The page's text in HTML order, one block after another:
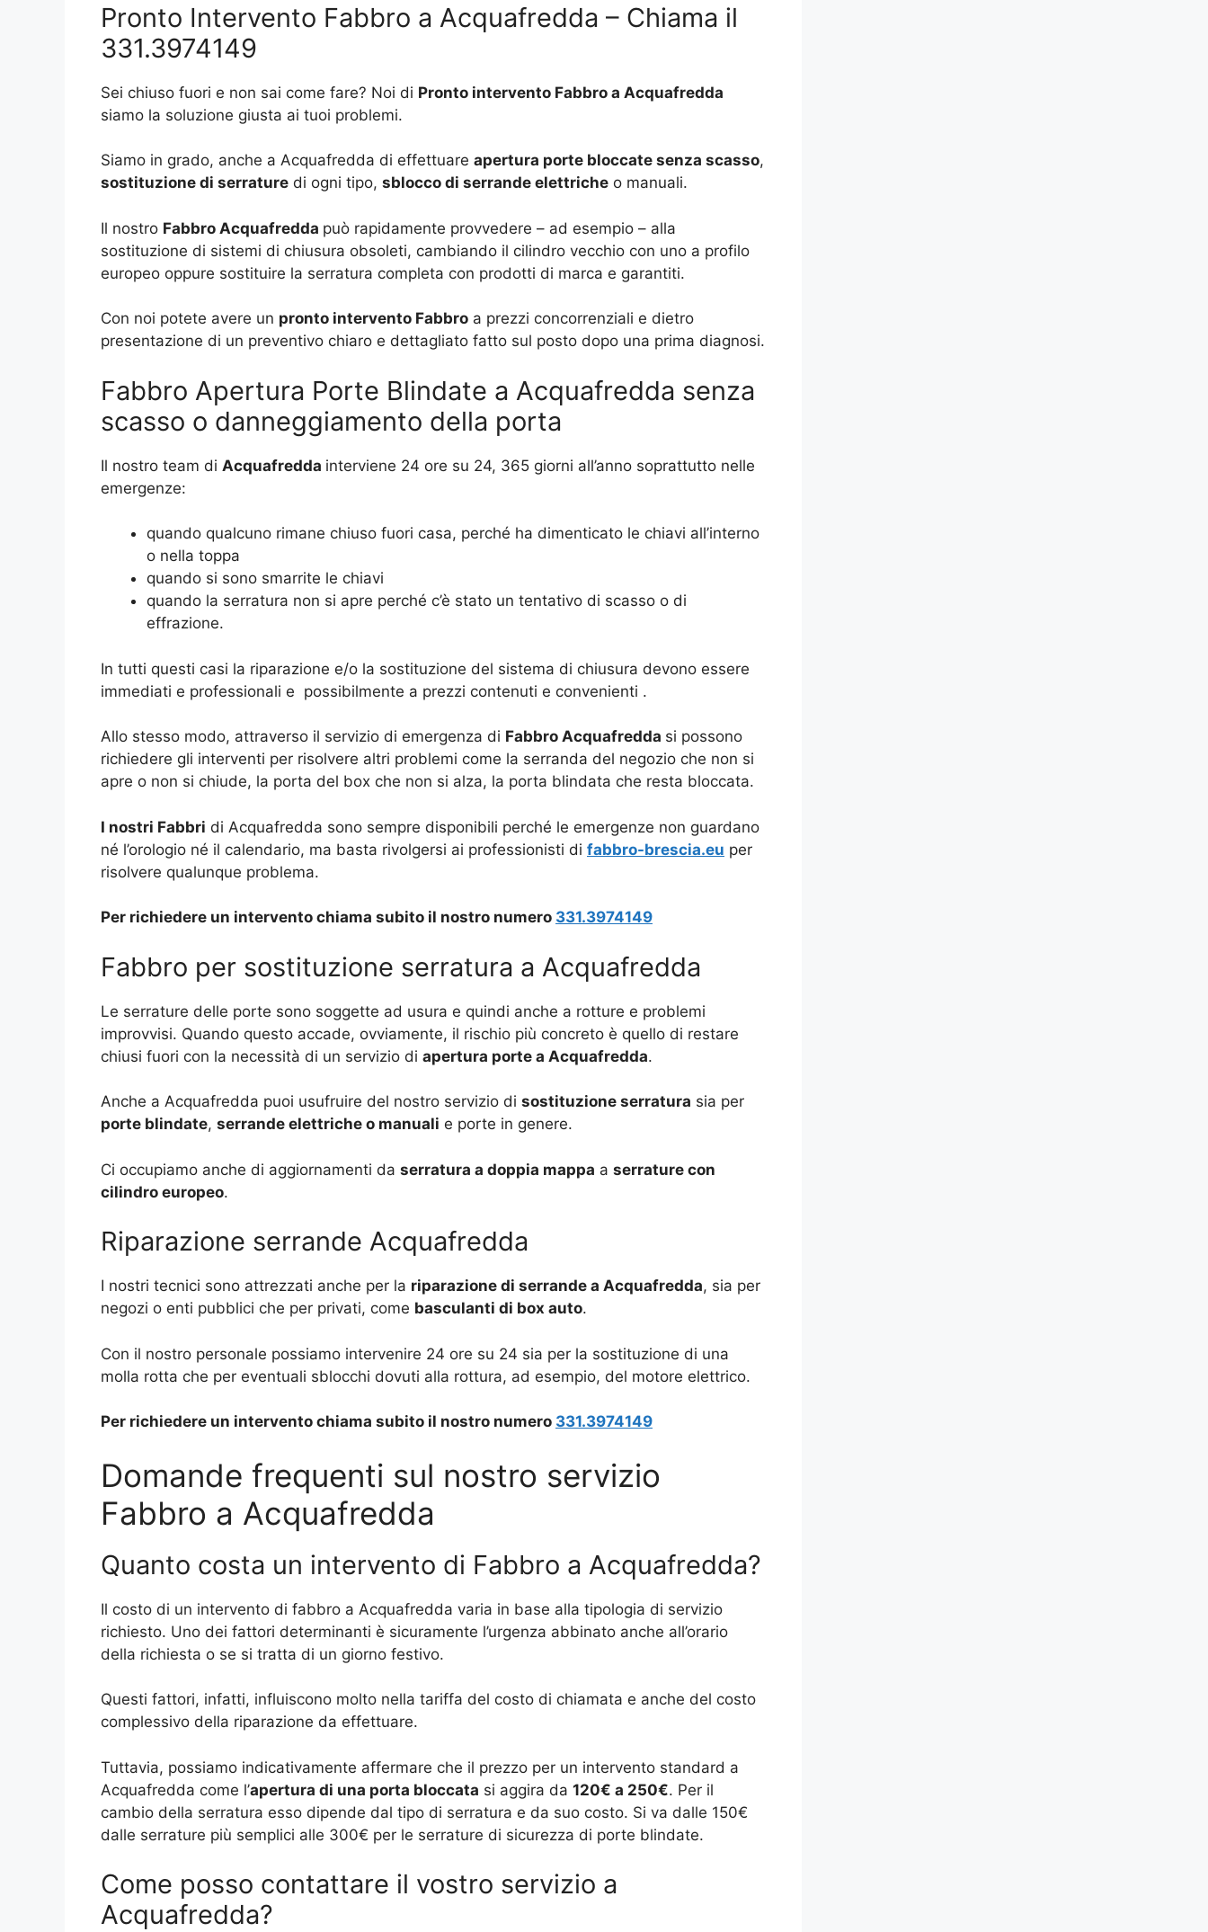
Pronto Intervento Fabbro a Acquafredda – Chiama il
331.3974149
Sei chiuso fuori e non sai come fare? Noi di Pronto intervento Fabbro a Acquafredda
siamo la soluzione giusta ai tuoi problemi.
Siamo in grado, anche a Acquafredda di effettuare apertura porte bloccate senza scasso,
sostituzione di serrature di ogni tipo, sblocco di serrande elettriche o manuali.
Il nostro Fabbro Acquafredda può rapidamente provvedere – ad esempio – alla
sostituzione di sistemi di chiusura obsoleti, cambiando il cilindro vecchio con uno a profilo
europeo oppure sostituire la serratura completa con prodotti di marca e garantiti.
Con noi potete avere un pronto intervento Fabbro a prezzi concorrenziali e dietro
presentazione di un preventivo chiaro e dettagliato fatto sul posto dopo una prima diagnosi.
Fabbro Apertura Porte Blindate a Acquafredda senza
scasso o danneggiamento della porta
Il nostro team di Acquafredda interviene 24 ore su 24, 365 giorni all’anno soprattutto nelle
emergenze:
quando qualcuno rimane chiuso fuori casa, perché ha dimenticato le chiavi all’interno
o nella toppa
quando si sono smarrite le chiavi
quando la serratura non si apre perché c’è stato un tentativo di scasso o di
effrazione.
In tutti questi casi la riparazione e/o la sostituzione del sistema di chiusura devono essere
immediati e professionali e possibilmente a prezzi contenuti e convenienti .
Allo stesso modo, attraverso il servizio di emergenza di Fabbro Acquafredda si possono
richiedere gli interventi per risolvere altri problemi come la serranda del negozio che non si
apre o non si chiude, la porta del box che non si alza, la porta blindata che resta bloccata.
I nostri Fabbri di Acquafredda sono sempre disponibili perché le emergenze non guardano
né l’orologio né il calendario, ma basta rivolgersi ai professionisti di fabbro-brescia.eu per
risolvere qualunque problema.
Per richiedere un intervento chiama subito il nostro numero 331.3974149
Fabbro per sostituzione serratura a Acquafredda
Le serrature delle porte sono soggette ad usura e quindi anche a rotture e problemi
improvvisi. Quando questo accade, ovviamente, il rischio più concreto è quello di restare
chiusi fuori con la necessità di un servizio di apertura porte a Acquafredda.
Anche a Acquafredda puoi usufruire del nostro servizio di sostituzione serratura sia per
porte blindate, serrande elettriche o manuali e porte in genere.
Ci occupiamo anche di aggiornamenti da serratura a doppia mappa a serrature con
cilindro europeo.
Riparazione serrande Acquafredda
I nostri tecnici sono attrezzati anche per la riparazione di serrande a Acquafredda, sia per
negozi o enti pubblici che per privati, come basculanti di box auto.
Con il nostro personale possiamo intervenire 24 ore su 24 sia per la sostituzione di una
molla rotta che per eventuali sblocchi dovuti alla rottura, ad esempio, del motore elettrico.
Per richiedere un intervento chiama subito il nostro numero 331.3974149
Domande frequenti sul nostro servizio
Fabbro a Acquafredda
Quanto costa un intervento di Fabbro a Acquafredda?
Il costo di un intervento di fabbro a Acquafredda varia in base alla tipologia di servizio
richiesto. Uno dei fattori determinanti è sicuramente l’urgenza abbinato anche all’orario
della richiesta o se si tratta di un giorno festivo.
Questi fattori, infatti, influiscono molto nella tariffa del costo di chiamata e anche del costo
complessivo della riparazione da effettuare.
Tuttavia, possiamo indicativamente affermare che il prezzo per un intervento standard a
Acquafredda come l’apertura di una porta bloccata si aggira da 120€ a 250€. Per il
cambio della serratura esso dipende dal tipo di serratura e da suo costo. Si va dalle 150€
dalle serrature più semplici alle 300€ per le serrature di sicurezza di porte blindate.
Come posso contattare il vostro servizio a
Acquafredda?